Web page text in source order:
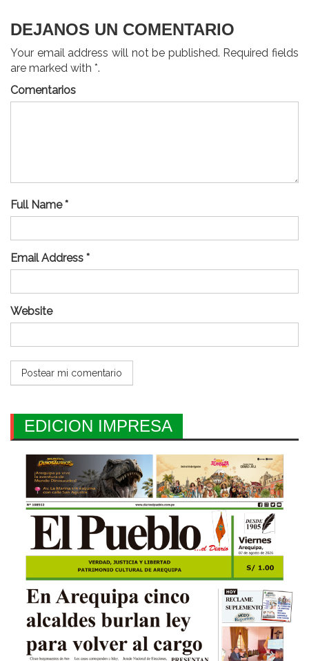
DEJANOS UN COMENTARIO
Your email address will not be published. Required fields
are marked with *.
Comentarios
Full Name *
Email Address *
Website
EDICION IMPRESA